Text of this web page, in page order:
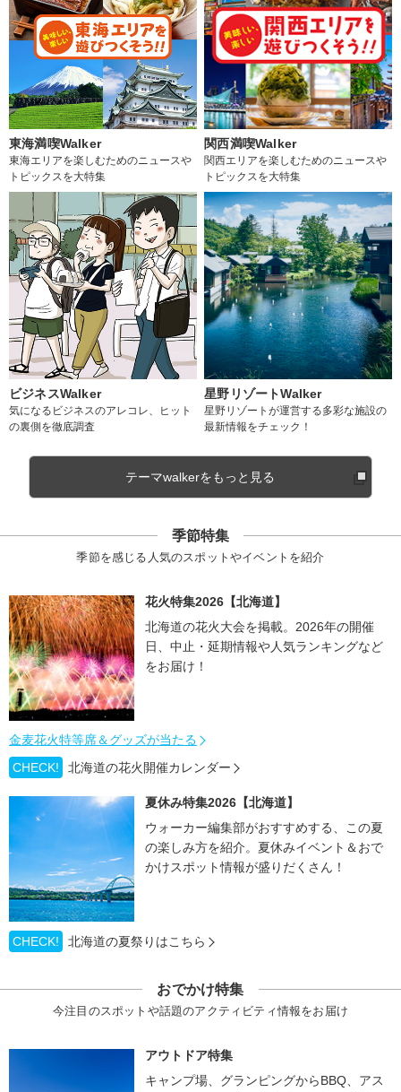
東海満喫Walker
東海エリアを楽しむためのニュースや
トピックスを大特集
関西満喫Walker
関西エリアを楽しむためのニュースや
トピックスを大特集
ビジネスWalker
気になるビジネスのアレコレ、ヒット
の裏側を徹底調査
星野リゾートWalker
星野リゾートが運営する多彩な施設の
最新情報をチェック！
テーマwalkerをもっと見る
季節特集
季節を感じる人気のスポットやイベントを紹介
花火特集2026【北海道】
北海道の花火大会を掲載。2026年の開催
日、中止・延期情報や人気ランキングなど
をお届け！
金麦花火特等席＆グッズが当たる
CHECK!
北海道の花火開催カレンダー
夏休み特集2026【北海道】
ウォーカー編集部がおすすめする、この夏
の楽しみ方を紹介。夏休みイベント＆おで
かけスポット情報が盛りだくさん！
CHECK! 北海道の夏祭りはこちら
おでかけ特集
今注目のスポットや話題のアクティビティ情報をお届け
アウトドア特集
キャンプ場、グランピングからBBQ、アス